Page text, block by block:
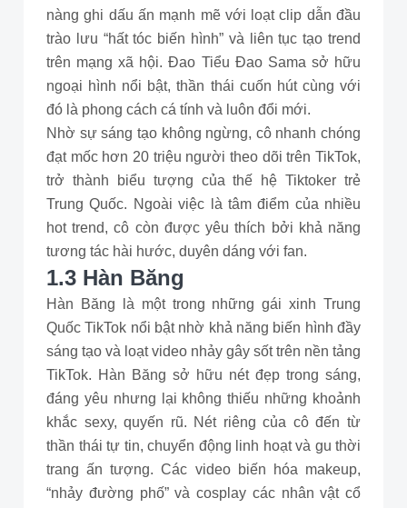
nàng ghi dấu ấn mạnh mẽ với loạt clip dẫn đầu
trào lưu “hất tóc biến hình” và liên tục tạo trend
trên mạng xã hội. Đao Tiểu Đao Sama sở hữu
ngoại hình nổi bật, thần thái cuốn hút cùng với
đó là phong cách cá tính và luôn đổi mới.
Nhờ sự sáng tạo không ngừng, cô nhanh chóng
đạt mốc hơn 20 triệu người theo dõi trên TikTok,
trở thành biểu tượng của thế hệ Tiktoker trẻ
Trung Quốc. Ngoài việc là tâm điểm của nhiều
hot trend, cô còn được yêu thích bởi khả năng
tương tác hài hước, duyên dáng với fan.
1.3 Hàn Băng
Hàn Băng là một trong những gái xinh Trung
Quốc TikTok nổi bật nhờ khả năng biến hình đầy
sáng tạo và loạt video nhảy gây sốt trên nền tảng
TikTok. Hàn Băng sở hữu nét đẹp trong sáng,
đáng yêu nhưng lại không thiếu những khoảnh
khắc sexy, quyến rũ. Nét riêng của cô đến từ
thần thái tự tin, chuyển động linh hoạt và gu thời
trang ấn tượng. Các video biến hóa makeup,
“nhảy đường phố” và cosplay các nhân vật cổ